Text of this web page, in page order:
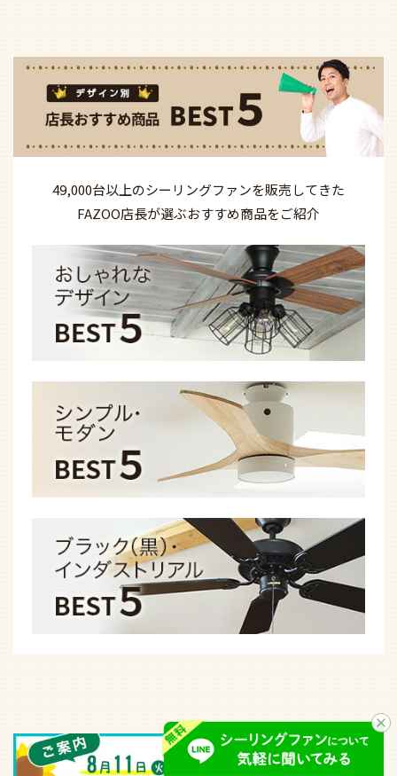
49,000台以上のシーリングファンを販売してきた
FAZOO店長が選ぶおすすめ商品をご紹介